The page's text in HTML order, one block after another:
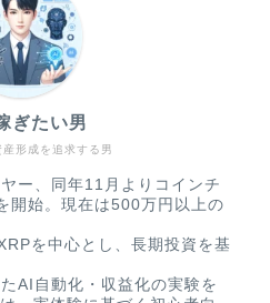
形成を追求する男
ぎたい男
ー、同年11月よりコインチ
開始。現在は500万円以上の
を中心とし、長期投資を基
AI自動化・収益化の実験を